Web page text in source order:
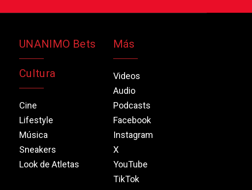
UNANIMO Bets
Cultura
Cine
Lifestyle
Música
Sneakers
Look de Atletas
Más
Videos
Audio
Podcasts
Facebook
Instagram
X
YouTube
TikTok